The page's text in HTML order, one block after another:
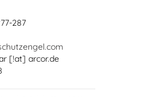
287
[!at] arcor.de